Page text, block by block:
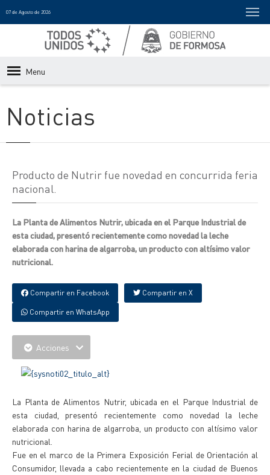
07 de Agosto de 2026
Menu
Noticias
Producto de Nutrir fue novedad en concurrida feria
nacional.
La Planta de Alimentos Nutrir, ubicada en el Parque Industrial de
esta ciudad, presentó recientemente como novedad la leche
elaborada con harina de algarroba, un producto con altísimo valor
nutricional.
Compartir en Facebook Compartir en X
Compartir en WhatsApp
Acciones
La Planta de Alimentos Nutrir, ubicada en el Parque Industrial de
esta ciudad, presentó recientemente como novedad la leche
elaborada con harina de algarroba, un producto con altísimo valor
nutricional.
Fue en el marco de la Primera Exposición Ferial de Orientación al
Consumidor, llevada a cabo recientemente en la ciudad de Buenos